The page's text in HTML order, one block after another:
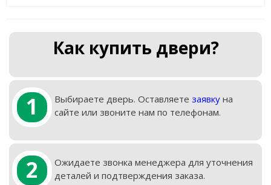
Как купить двери?
1 Выбираете дверь. Оставляете заявкуна
сайте или звоните нам по телефонам.
2
Ожидаете звонка менеджера для уточнения
деталей и подтверждения заказа.